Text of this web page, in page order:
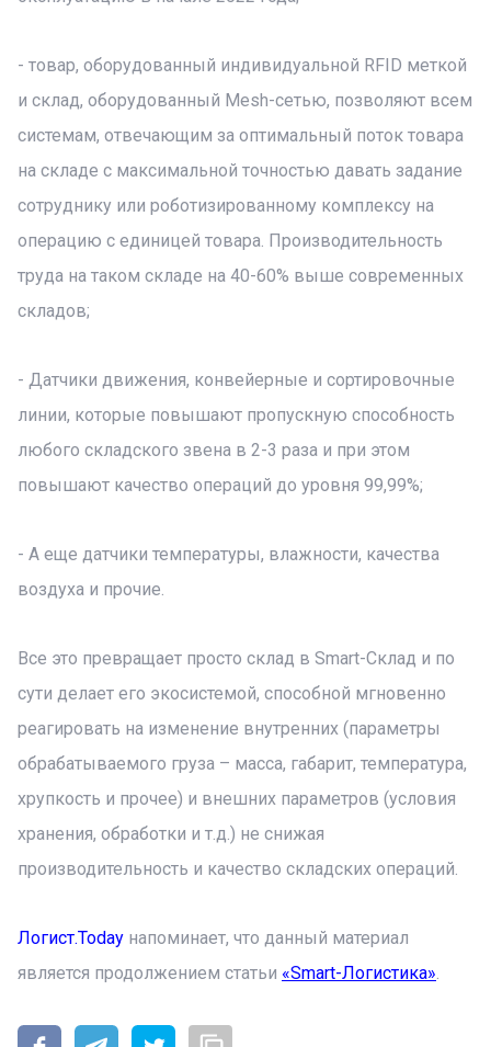
- товар, оборудованный индивидуальной RFID меткой
и склад, оборудованный Mesh-сетью, позволяют всем
системам, отвечающим за оптимальный поток товара
на складе с максимальной точностью давать задание
сотруднику или роботизированному комплексу на
операцию с единицей товара. Производительность
труда на таком складе на 40-60% выше современных
складов;
- Датчики движения, конвейерные и сортировочные
линии, которые повышают пропускную способность
любого складского звена в 2-3 раза и при этом
повышают качество операций до уровня 99,99%;
- А еще датчики температуры, влажности, качества
воздуха и прочие.
Все это превращает просто склад в Smart-Склад и по
сути делает его экосистемой, способной мгновенно
реагировать на изменение внутренних (параметры
обрабатываемого груза – масса, габарит, температура,
хрупкость и прочее) и внешних параметров (условия
хранения, обработки и т.д.) не снижая
производительность и качество складских операций.
Логист.Today напоминает, что данный материал
является продолжением статьи «Smart-Логистика».